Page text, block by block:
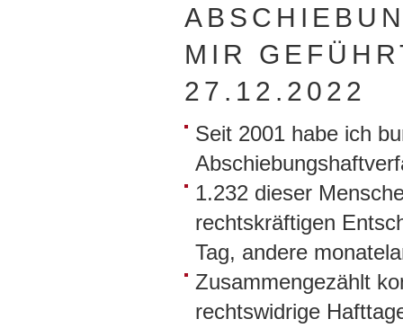
MIR
27.12.2022
Seit 2001 habe ich
1.232 dieser
rechtskräftigen
Tag, andere
Zusammengezählt
rechtswidrige